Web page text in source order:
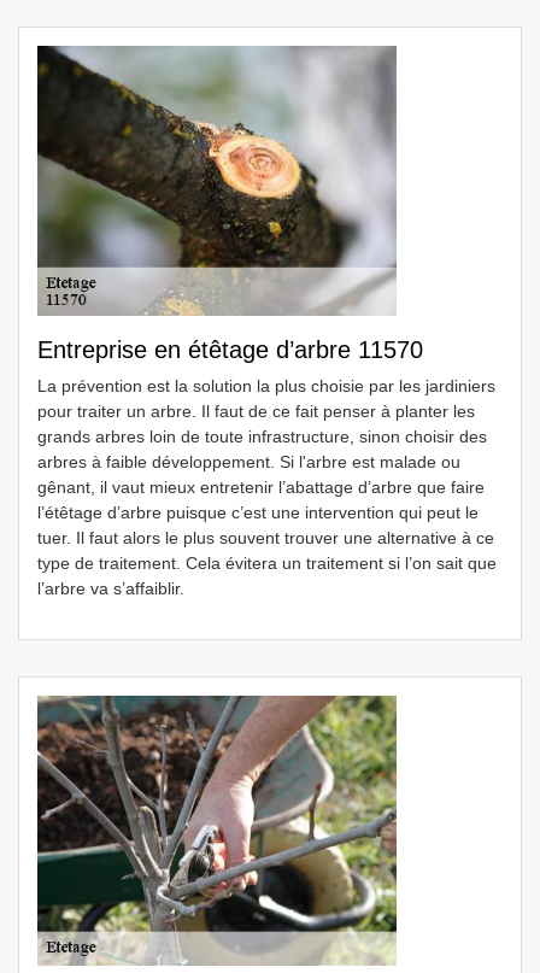
Entreprise en étêtage d’arbre 11570
La prévention est la solution la plus choisie par les jardiniers
pour traiter un arbre. Il faut de ce fait penser à planter les
grands arbres loin de toute infrastructure, sinon choisir des
arbres à faible développement. Si l'arbre est malade ou
gênant, il vaut mieux entretenir l’abattage d’arbre que faire
l’étêtage d’arbre puisque c’est une intervention qui peut le
tuer. Il faut alors le plus souvent trouver une alternative à ce
type de traitement. Cela évitera un traitement si l’on sait que
l’arbre va s’affaiblir.